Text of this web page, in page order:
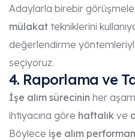
Adaylarla birebir
mülakat tekniklerini
değerlendirme
seçiyoruz.
4. Raporlama ve
İşe alım sürecinin her
ihtiyacına göre haftalık ve
Böylece işe alım